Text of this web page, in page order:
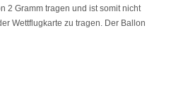
2 Gramm tragen und ist somit nicht
Wettflugkarte zu tragen. Der Ballon